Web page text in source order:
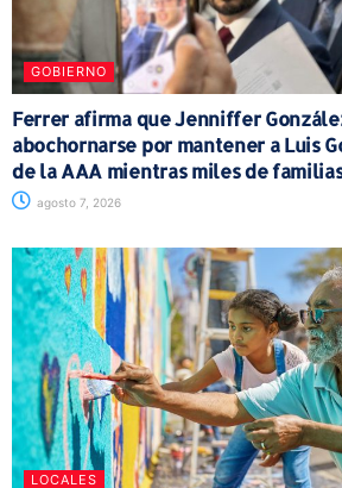
GOBIERNO
Ferrer afirma que Jenniffer
abochornarse por mantener a Luis
de la AAA mientras miles de
agosto 7, 2026
LOCALES